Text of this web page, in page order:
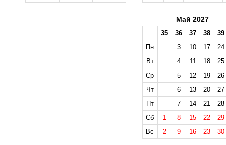
Май 2027
35 36 37 38
39
Пн
3 10 17
24
Вт
4 11 18
25
Ср
5 12 19
26
Чт
6 13 20
27
Пт
7 14 21
28
Сб
1 8 15 22
29
Вс
2 9 16 23 30